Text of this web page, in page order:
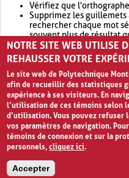
Vérifiez que
Supprimez les guillemets
rechercher chaque mot
souvent plus de résultat
Envisagez d'élargir votre
retournera souvent plus
NOTRE SITE WEB UTILISE
REHAUSSER VOTRE
Le site web de Polytechnique
afin de recueillir des statistiques
expérience à ses visiteurs. En
l’utilisation de ces témoins selon
d’utilisation. Vous pouvez
vos paramètres de navigation.
témoins de connexion et sur la
personnels,cliquez ici.
Accepter